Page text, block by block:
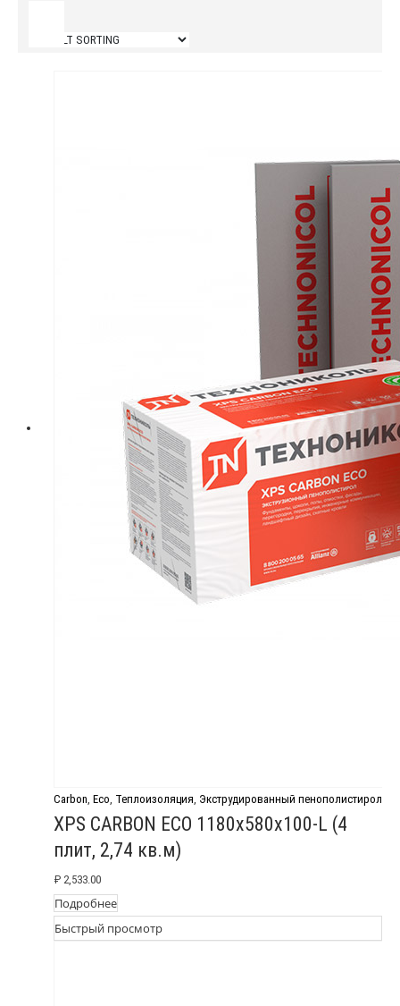
Carbon Eco Теплоизоляция Экструдированный пенополистирол
XPS CARBON ECO 1180х580х100-L (4
плит, 2,74 кв.м)
₽ 2,533.00
Подробнее
Быстрый просмотр